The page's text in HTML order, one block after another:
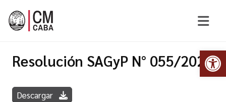
Resolución SAGyP N° 055/2020
Descargar